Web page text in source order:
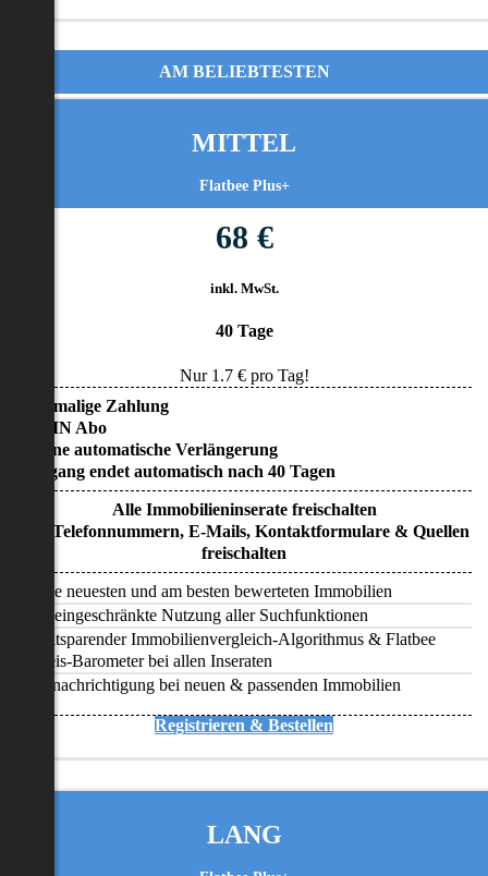
AM BELIEBTESTEN
MITTEL
Flatbee Plus+
68 €
inkl. MwSt.
40 Tage
Nur 1.7€ pro Tag!
• Einmalige Zahlung
• KEIN Abo
• Keine automatische Verlängerung
• Zugang endet automatisch nach 40 Tagen
Alle Immobilieninserate freischalten
Alle Telefonnummern, E-Mails, Kontaktformulare & Quellen
freischalten
Alle neuesten und am besten bewerteten Immobilien
Uneingeschränkte Nutzung aller Suchfunktionen
Zeitsparender Immobilienvergleich-Algorithmus & Flatbee
Preis-Barometer bei allen Inseraten
Benachrichtigung bei neuen & passenden Immobilien
Registrieren & Bestellen
LANG